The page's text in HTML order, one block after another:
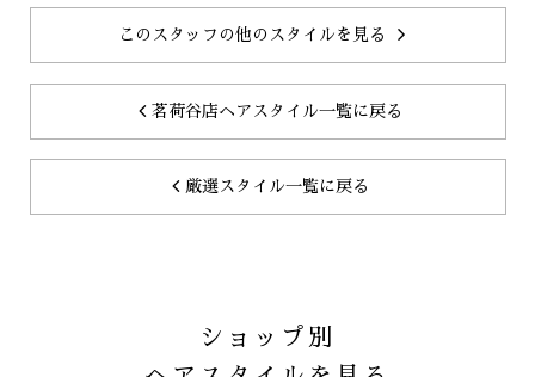
このスタッフの他のスタイルを見る
茗荷谷店ヘアスタイル一覧に戻る
厳選スタイル一覧に戻る
ショップ別